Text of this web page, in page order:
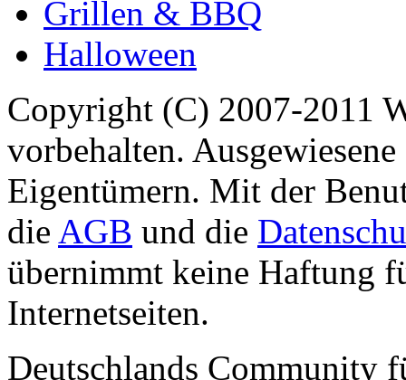
Grillen & BBQ
Halloween
Copyright (C) 2007-2011
vorbehalten.
Eigentümern. Mit der
die AGB und die
übernimmt keine Haftung
Internetseiten.
Deutschlands Community